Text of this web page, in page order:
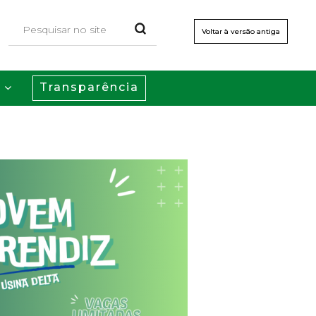
Voltar à versão antiga
Transparência